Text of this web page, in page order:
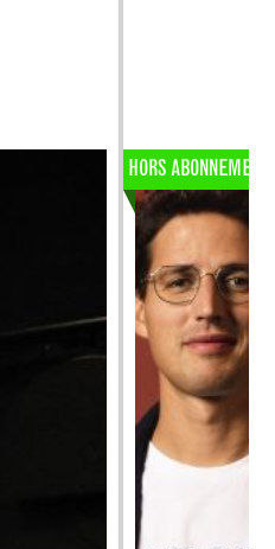
HORS ABONNEMENT